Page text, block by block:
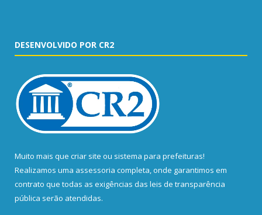
DESENVOLVIDO POR CR2
Muito mais que criar site ou sistema para prefeituras!
Realizamos uma assessoria completa, onde garantimos em
contrato que todas as exigências das leis de transparência
pública serão atendidas.